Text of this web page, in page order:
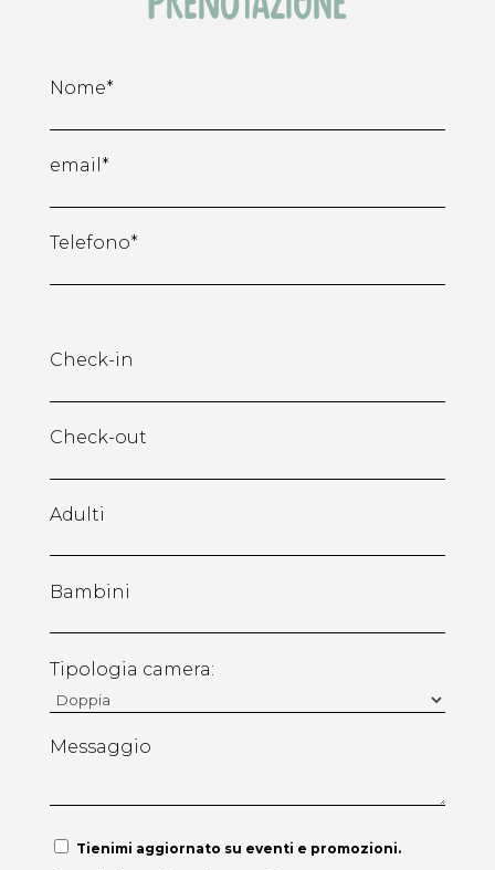
Nome*
email*
Telefono*
Check-in
Check-out
Adulti
Bambini
Tipologia camera:
Messaggio
Tienimi aggiornato su eventi e promozioni.